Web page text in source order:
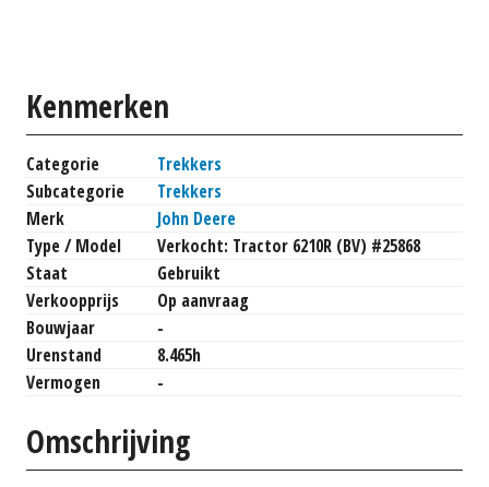
Kenmerken
Categorie
Trekkers
Subcategorie
Trekkers
Merk
John Deere
Type / Model
Verkocht: Tractor 6210R (BV) #25868
Staat
Gebruikt
Verkoopprijs
Op aanvraag
Bouwjaar
-
Urenstand
8.465h
Vermogen
-
Omschrijving